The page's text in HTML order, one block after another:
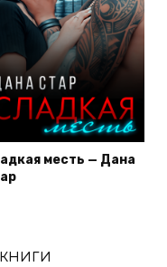
месть — Дана